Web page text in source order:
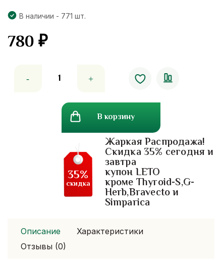
В наличии - 771 шт.
780₽
товара
В корзину
Жаркая Распродажа!
Скидка 35% сегодня и
завтра
купон LETO
кроме Thyroid-S,G-
Herb,Bravecto и
Simparica
35%
скидка
Описание
Характеристики
Отзывы (0)